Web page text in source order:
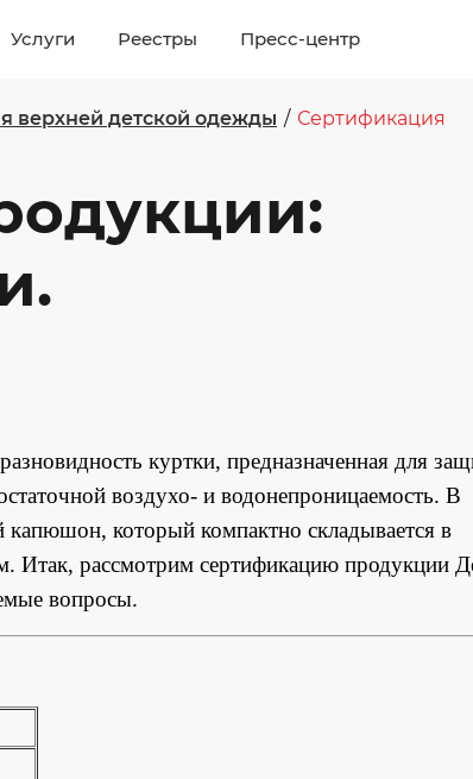
Услуги Реестры Пресс-центр
верхней детской одежды / Сертификация
куртки, предназначенная для
воздухо- и водонепроницаемость. В
капюшон, который компактно складывается в
Итак, рассмотрим сертификацию продукции
вопросы.